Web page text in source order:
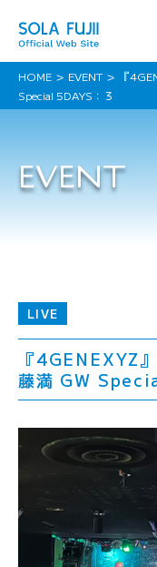
HOME EVENT
『
Special 5DAYS：３
EVENT
LIVE
『4GENEXYZ
藤満 GW